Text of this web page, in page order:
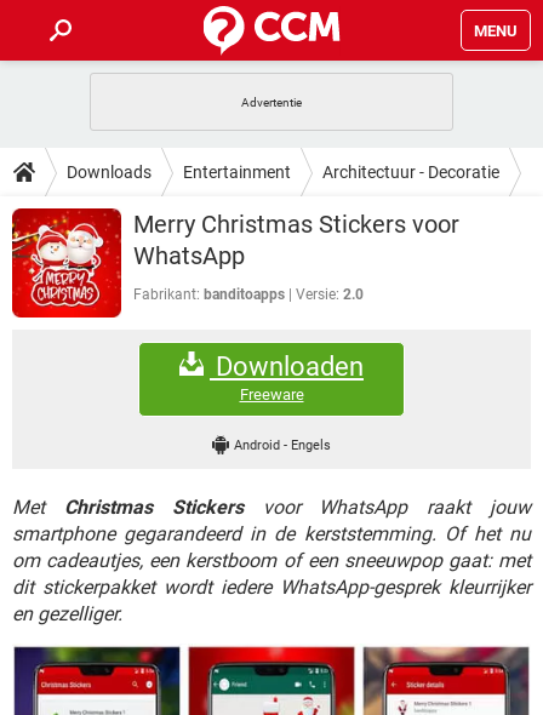
MENU
INSTAGRAM WINDOWS 10
NETFLIX CORONAVIRUS
GRATIS
TIKTOK
HOW-TO
VIDEOBELLEN GAMES
INSTAGRAM
NETFLIX
DOWNLOADS
VIDEOBELLEN
INSTAGRAM WINDOWS 10
CORONAVIRUS
SNAPCHAT
FORUM
WINDOWS 10
CORONAVIRUS
SNAPCHAT
GAMES
GRATIS SNAPCHAT
TIKTOK
Downloads Entertainment Architectuur - Decoratie
Merry Christmas Stickers voor
WhatsApp
Fabrikant: banditoapps Versie: 2.0
Downloaden
Freeware
Android - Engels
Met Christmas Stickersvoor WhatsApp raakt jouw
smartphone gegarandeerd in de kerststemming. Of het nu
om cadeautjes, een kerstboom of een sneeuwpop gaat: met
dit stickerpakket wordt iedere WhatsApp-gesprek kleurrijker
en gezelliger.